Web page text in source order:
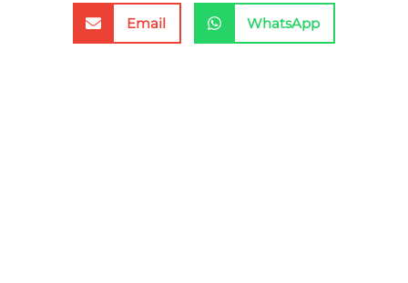
Email WhatsApp